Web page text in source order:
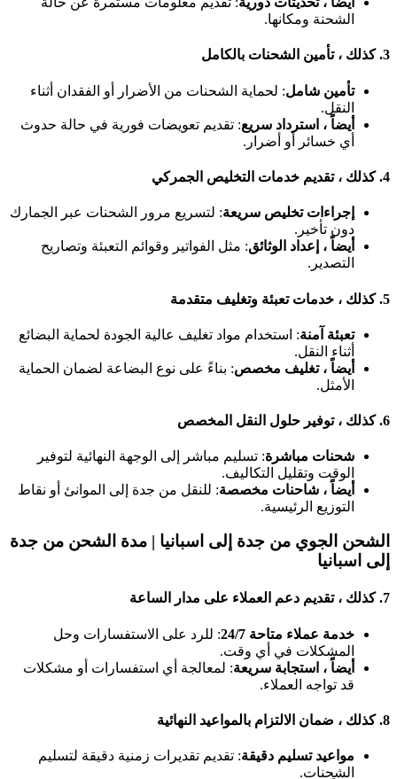
الشحنة ومكانها.
3. كذلك ، تأمين الشحنات بالكامل
تأمين شامل: لحماية الشحنات من الأضرار أو الفقدان أثناء
النقل.
أيضاً ، استرداد سريع: تقديم تعويضات فورية في حالة حدوث
أي خسائر أو أضرار.
4. كذلك ، تقديم خدمات التخليص الجمركي
إجراءات تخليص سريعة: لتسريع مرور الشحنات عبر الجمارك
دون تأخير.
أيضاً ، إعداد الوثائق: مثل الفواتير وقوائم التعبئة وتصاريح
التصدير.
5. كذلك ، خدمات تعبئة وتغليف متقدمة
تعبئة آمنة: استخدام مواد تغليف عالية الجودة لحماية البضائع
أثناء النقل.
أيضاً ، تغليف مخصص: بناءً على نوع البضاعة لضمان الحماية
الأمثل.
6. كذلك ، توفير حلول النقل المخصص
شحنات مباشرة: تسليم مباشر إلى الوجهة النهائية لتوفير
الوقت وتقليل التكاليف.
أيضاً ، شاحنات مخصصة: للنقل من جدة إلى الموانئ أو نقاط
التوزيع الرئيسية.
الشحن الجوي من جدة إلى اسبانيا | مدة الشحن من جدة
إلى اسبانيا
7. كذلك ، تقديم دعم العملاء على مدار الساعة
خدمة عملاء متاحة 24/7
: للرد على الاستفسارات وحل
المشكلات في أي وقت.
أيضاً ، استجابة سريعة: لمعالجة أي استفسارات أو مشكلات
قد تواجه العملاء.
8. كذلك ، ضمان الالتزام بالمواعيد النهائية
مواعيد تسليم دقيقة: تقديم تقديرات زمنية دقيقة لتسليم
الشحنات.